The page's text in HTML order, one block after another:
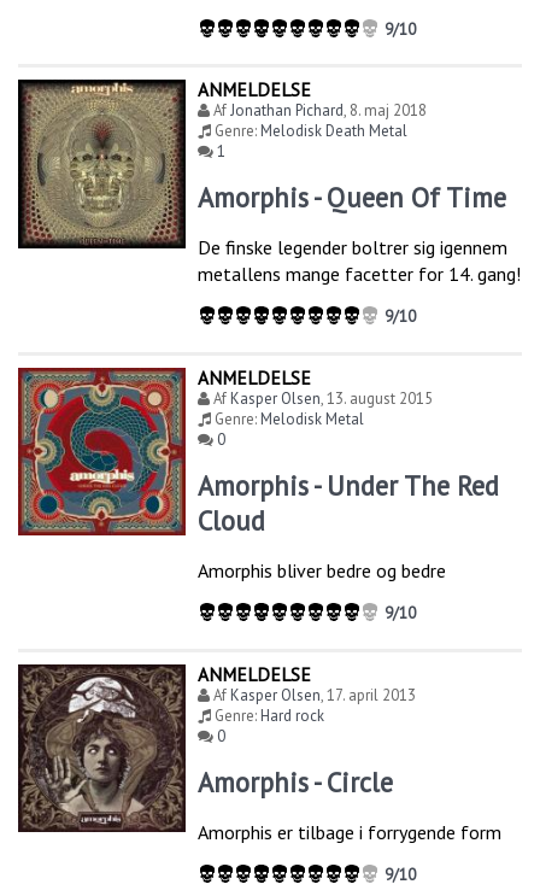
9/10
ANMELDELSE
AfJonathan Pichard, 8. maj 2018
Genre:Melodisk Death Metal
1
Amorphis - Queen Of Time
De finske legender boltrer sig igennem
metallens mange facetter for 14. gang!
9/10
ANMELDELSE
AfKasper Olsen,13. august 2015
Genre:Melodisk Metal
0
Amorphis - Under The Red
Cloud
Amorphis bliver bedre og bedre
9/10
ANMELDELSE
AfKasper Olsen,17. april 2013
Genre:Hard rock
0
Amorphis - Circle
Amorphis er tilbage i forrygende form
9/10